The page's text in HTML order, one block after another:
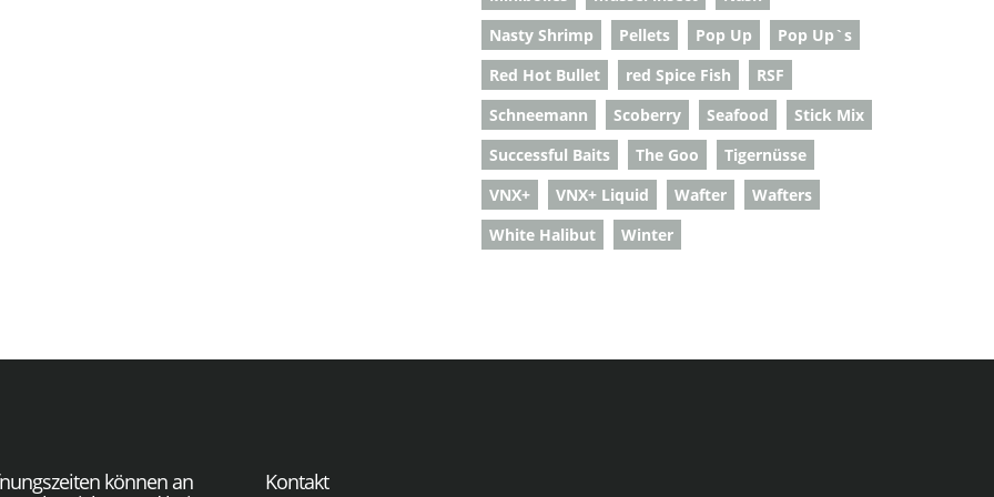
Nasty Shrimp
Pellets Pop Up
Pop Up`s
Red Hot Bullet
red Spice Fish
RSF
Schneemann
Scoberry Seafood
Stick Mix
Successful Baits
The Goo
Tigernüsse
VNX+
VNX+ Liquid Wafter
Wafters
White Halibut
Winter
können an
Kontakt